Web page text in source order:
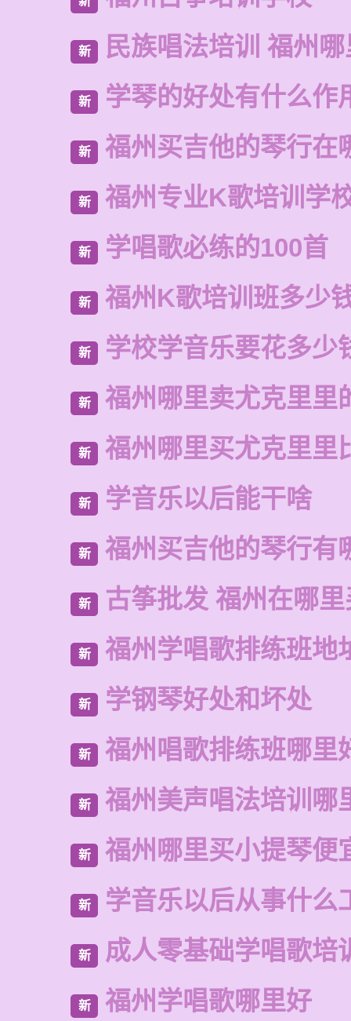
新 民族唱法培训 福州
新 学琴的好处有什么作
新 福州买吉他的琴行在
新 福州专业K歌培训学
新 学唱歌必练的100首
新 福州K歌培训班多少
新 学校学音乐要花多少
新 福州哪里卖尤克里里
新 福州哪里买尤克里里
新 学音乐以后能干啥
新 福州买吉他的琴行有
新 古筝批发 福州在哪
新 福州学唱歌排练班地
新 学钢琴好处和坏处
新 福州唱歌排练班哪里
新 福州美声唱法培训哪
新 福州哪里买小提琴便
新 学音乐以后从事什么
新 成人零基础学唱歌培
新 福州学唱歌哪里好